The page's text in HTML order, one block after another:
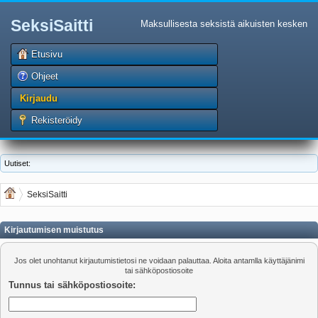
SeksiSaitti Maksullisesta seksistä aikuisten kesken
Etusivu
Ohjeet
Kirjaudu
Rekisteröidy
Uutiset:
SeksiSaitti
Kirjautumisen muistutus
Jos olet unohtanut kirjautumistietosi ne voidaan palauttaa. Aloita antamlla käyttäjänimi
tai sähköpostiosoite
Tunnus tai sähköpostiosoite: